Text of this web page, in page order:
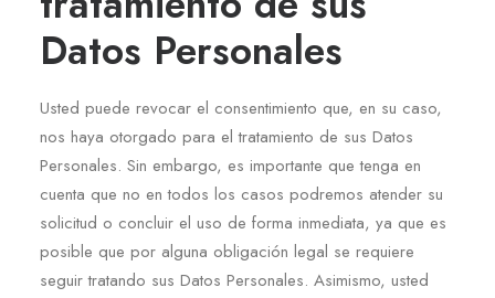
Datos Personales
Usted puede revocar el consentimiento que, en su caso,
nos haya otorgado para el tratamiento de sus Datos
Personales. Sin embargo, es importante que tenga en
cuenta que no en todos los casos podremos atender su
solicitud o concluir el uso de forma inmediata, ya que es
posible que por alguna obligación legal se requiere
seguir tratando sus Datos Personales. Asimismo, usted